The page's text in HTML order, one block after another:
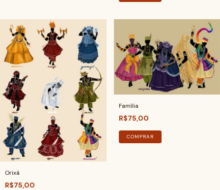
Orixá
R$75,00
Família
R$75,00
COMPRAR